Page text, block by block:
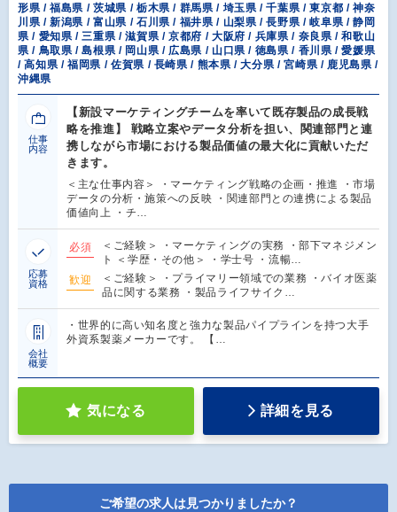
形県 / 福島県 / 茨城県 / 栃木県 / 群馬県 / 埼玉県 / 千葉県 / 東京都 / 神奈
川県 / 新潟県 / 富山県 / 石川県 / 福井県 / 山梨県 / 長野県 / 岐阜県 / 静岡
県 / 愛知県 / 三重県 / 滋賀県 / 京都府 / 大阪府 / 兵庫県 / 奈良県 / 和歌山
県 / 鳥取県 / 島根県 / 岡山県 / 広島県 / 山口県 / 徳島県 / 香川県 / 愛媛県
/ 高知県 / 福岡県 / 佐賀県 / 長崎県 / 熊本県 / 大分県 / 宮崎県 / 鹿児島県 /
沖縄県
仕事
内容
【新設マーケティングチームを率いて既存製品の成長戦
略を推進】 戦略立案やデータ分析を担い、関連部門と連
携しながら市場における製品価値の最大化に貢献いただ
きます。
＜主な仕事内容＞ ・マーケティング戦略の企画・推進 ・市場
データの分析・施策への反映 ・関連部門との連携による製品
価値向上 ・チ…
応募
資格
必須
＜ご経験＞ ・マーケティングの実務 ・部下マネジメン
ト ＜学歴・その他＞ ・学士号 ・流暢…
歓迎
＜ご経験＞ ・プライマリー領域での業務 ・バイオ医薬
品に関する業務 ・製品ライフサイク…
会社
概要
・世界的に高い知名度と強力な製品パイプラインを持つ大手
外資系製薬メーカーです。 【…
気になる 詳細を見る
ご希望の求人は見つかりましたか？